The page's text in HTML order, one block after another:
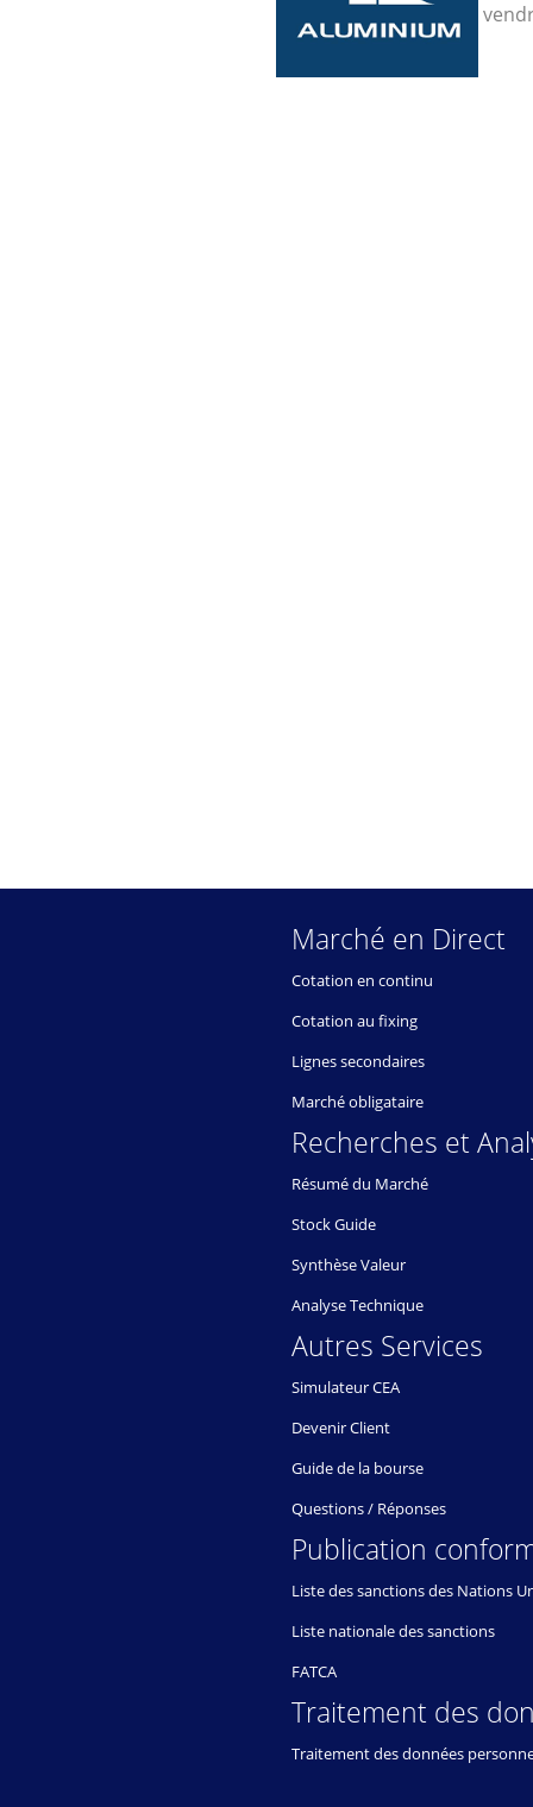
Marché en Direct
Cotation en continu
Cotation au fixing
Lignes secondaires
Marché obligataire
Recherches et
Résumé du Marché
Stock Guide
Synthèse Valeur
Analyse Technique
Autres Services
Simulateur CEA
Devenir Client
Guide de la bourse
Questions / Réponses
Publication
Liste des sanctions des Nations
Liste nationale des sanctions
FATCA
Traitement des
Traitement des données